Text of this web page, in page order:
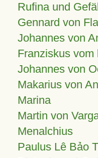
Rufina und
Gennard von
Johannes von
Franziskus vom
Johannes von
Makarius von
Marina
Martin von
Menalchius
Paulus Lê Bảo